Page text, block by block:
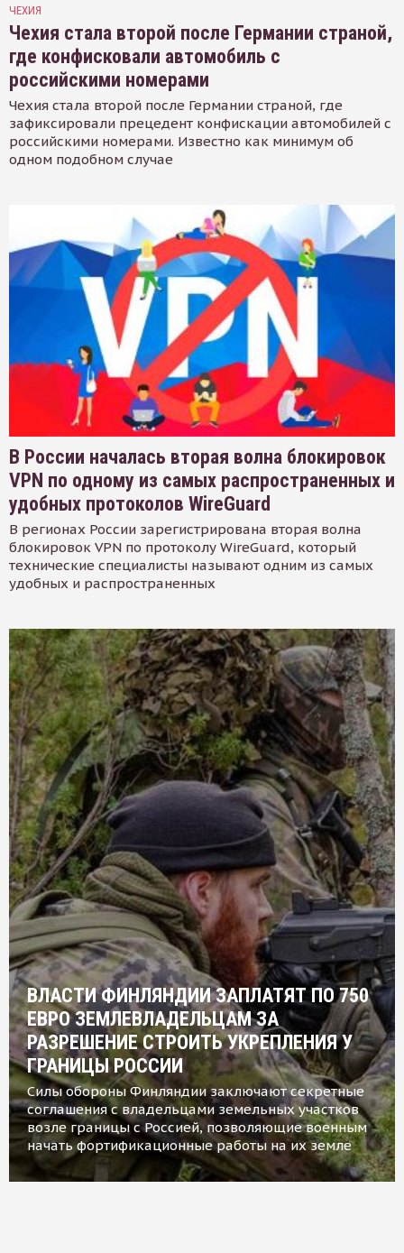
ЧЕХИЯ
Чехия стала второй после Германии страной,
где конфисковали автомобиль с
российскими номерами
Чехия стала второй после Германии страной, где
зафиксировали прецедент конфискации автомобилей с
российскими номерами. Известно как минимум об
одном подобном случае
В России началась вторая волна блокировок
VPN по одному из самых распространенных и
удобных протоколов WireGuard
В регионах России зарегистрирована вторая волна
блокировок VPN по протоколу WireGuard, который
технические специалисты называют одним из самых
удобных и распространенных
ВЛАСТИ ФИНЛЯНДИИ ЗАПЛАТЯТ ПО 750
ЕВРО ЗЕМЛЕВЛАДЕЛЬЦАМ ЗА
РАЗРЕШЕНИЕ СТРОИТЬ УКРЕПЛЕНИЯ У
ГРАНИЦЫ РОССИИ
Силы обороны Финляндии заключают секретные
соглашения с владельцами земельных участков
возле границы с Россией, позволяющие военным
начать фортификационные работы на их земле